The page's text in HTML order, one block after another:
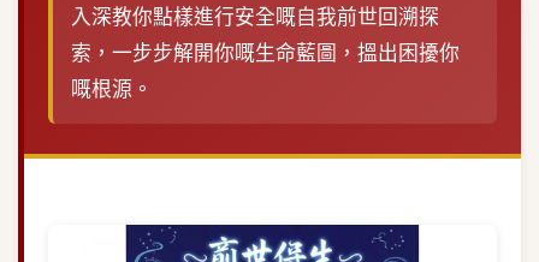
入深教你點樣進行安全嘅自我前世回溯探
索，一步步解開你嘅生命藍圖，搵出困擾你
嘅根源。